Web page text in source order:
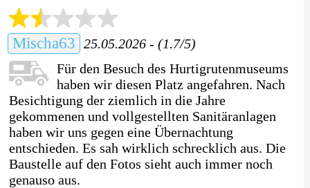
Mischa63 25.05.2026 - (1.7/5)
Für den Besuch des Hurtigrutenmuseums
haben wir diesen Platz angefahren. Nach
Besichtigung der ziemlich in die Jahre
gekommenen und vollgestellten Sanitäranlagen
haben wir uns gegen eine Übernachtung
entschieden. Es sah wirklich schrecklich aus. Die
Baustelle auf den Fotos sieht auch immer noch
genauso aus.